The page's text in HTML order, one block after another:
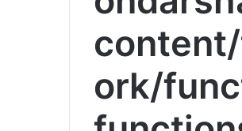
ork/